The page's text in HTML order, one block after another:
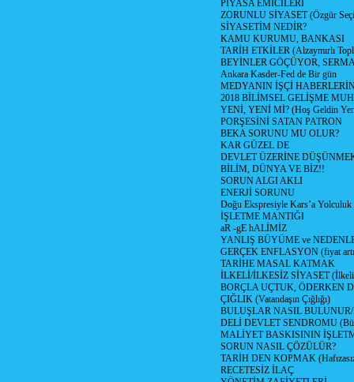
PİYASA EMİCİLERİ
ZORUNLU SİYASET (Özgür
SİYASETİM NEDİR?
KAMU KURUMU, BANKASI
TARİH ETKİLER (Alzaymırlı
BEYİNLER GÖÇÜYOR,
Ankara Kasder-Fed de Bir gün
MEDYANIN İŞÇİ
2018 BİLİMSEL GELİŞME
YENİ, YENİ Mİ? (Hoş Geldin
PORŞESİNİ SATAN PATRON
BEKA SORUNU MU OLUR?
KAR GÜZEL DE
DEVLET ÜZERİNE
BİLİM, DÜNYA VE BİZ!!
SORUN ALGI AKLI
ENERJİ SORUNU
Doğu Ekspresiyle Kars’a Yolculuk
İŞLETME MANTIĞI
aR -gE hALİMİZ
YANLIŞ BÜYÜME ve
GERÇEK ENFLASYON (fiyat
TARİHE MASAL KATMAK
İLKELİ/İLKESİZ SİYASET
BORÇLA UÇTUK, ÖDERKEN
ÇIĞLIK (Vatandaşın Çığlığı)
BULUŞLAR NASIL
DELİ DEVLET SENDROMU
MALİYET BASKISININ
SORUN NASIL ÇÖZÜLÜR?
TARİH DEN KOPMAK
RECETESİZ İLAÇ